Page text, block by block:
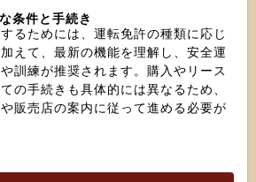
条件と手続き
るためには、運転免許の種類に応じ
えて、最新の機能を理解し、安全運
訓練が推奨されます。購入やリース
の手続きも具体的には異なるため、
販売店の案内に従って進める必要が